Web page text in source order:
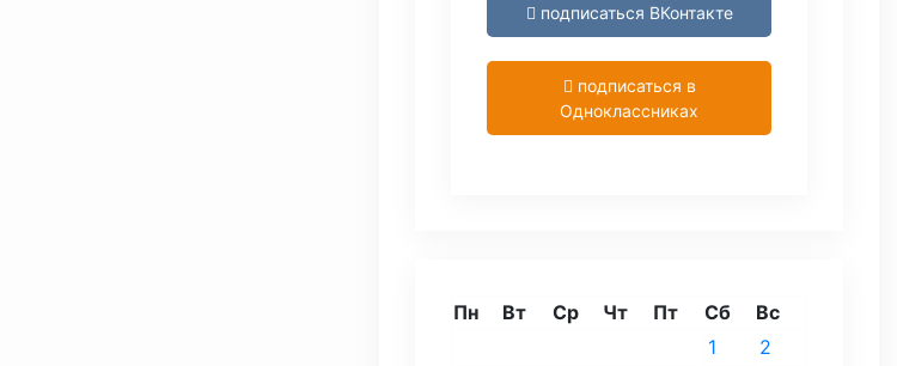
подписаться ВКонтакте
подписаться в
Одноклассниках
Пн Вт Ср Чт Пт Сб Вс
1
2